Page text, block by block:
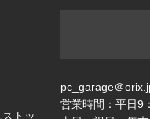
トッ
pc_garage＠
営業時間：平日9